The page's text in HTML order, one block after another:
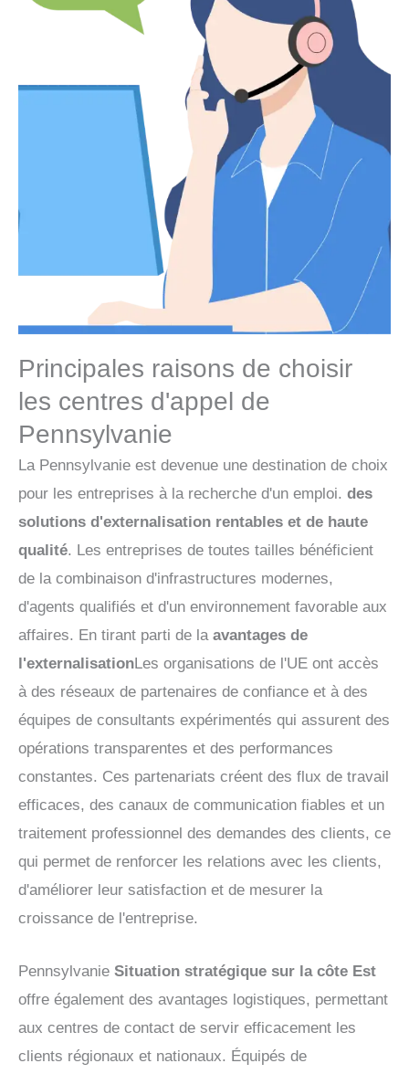
Principales raisons de choisir
les centres d'appel de
Pennsylvanie
La Pennsylvanie est devenue une destination de choix
pour les entreprises à la recherche d'un emploi. des
solutions d'externalisation rentables et de haute
qualité. Les entreprises de toutes tailles bénéficient
de la combinaison d'infrastructures modernes,
d'agents qualifiés et d'un environnement favorable aux
affaires. En tirant parti de la avantages de
l'externalisationLes organisations de l'UE ont accès
à des réseaux de partenaires de confiance et à des
équipes de consultants expérimentés qui assurent des
opérations transparentes et des performances
constantes. Ces partenariats créent des flux de travail
efficaces, des canaux de communication fiables et un
traitement professionnel des demandes des clients, ce
qui permet de renforcer les relations avec les clients,
d'améliorer leur satisfaction et de mesurer la
croissance de l'entreprise.
Pennsylvanie Situation stratégique sur la côte Est
offre également des avantages logistiques, permettant
aux centres de contact de servir efficacement les
clients régionaux et nationaux. Équipés de